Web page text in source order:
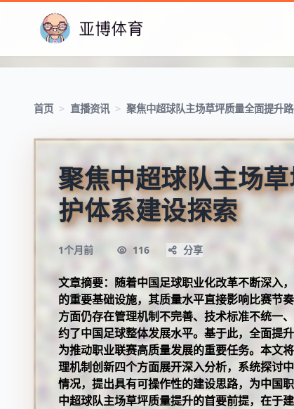
首页 > 直播资讯 > 聚焦中超球队主场草坪质量全面提升
聚焦中超球队主场
护体系建设探索
1个月前 116 分享
文章摘要：随着中国足球职业化改革不断深入
的重要基础设施，其质量水平直接影响比赛节
方面仍存在管理机制不完善、技术标准不统一
约了中国足球整体发展水平。基于此，全面提
为推动职业联赛高质量发展的重要任务。本文
理机制创新四个方面展开深入分析，系统探讨
情况，提出具有可操作性的建设思路，为中国
中超球队主场草坪质量提升的首要前提，在于